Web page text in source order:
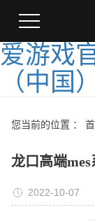
爱游戏
（中国）
您当前的位置 ：
龙口高端
2022-10-07